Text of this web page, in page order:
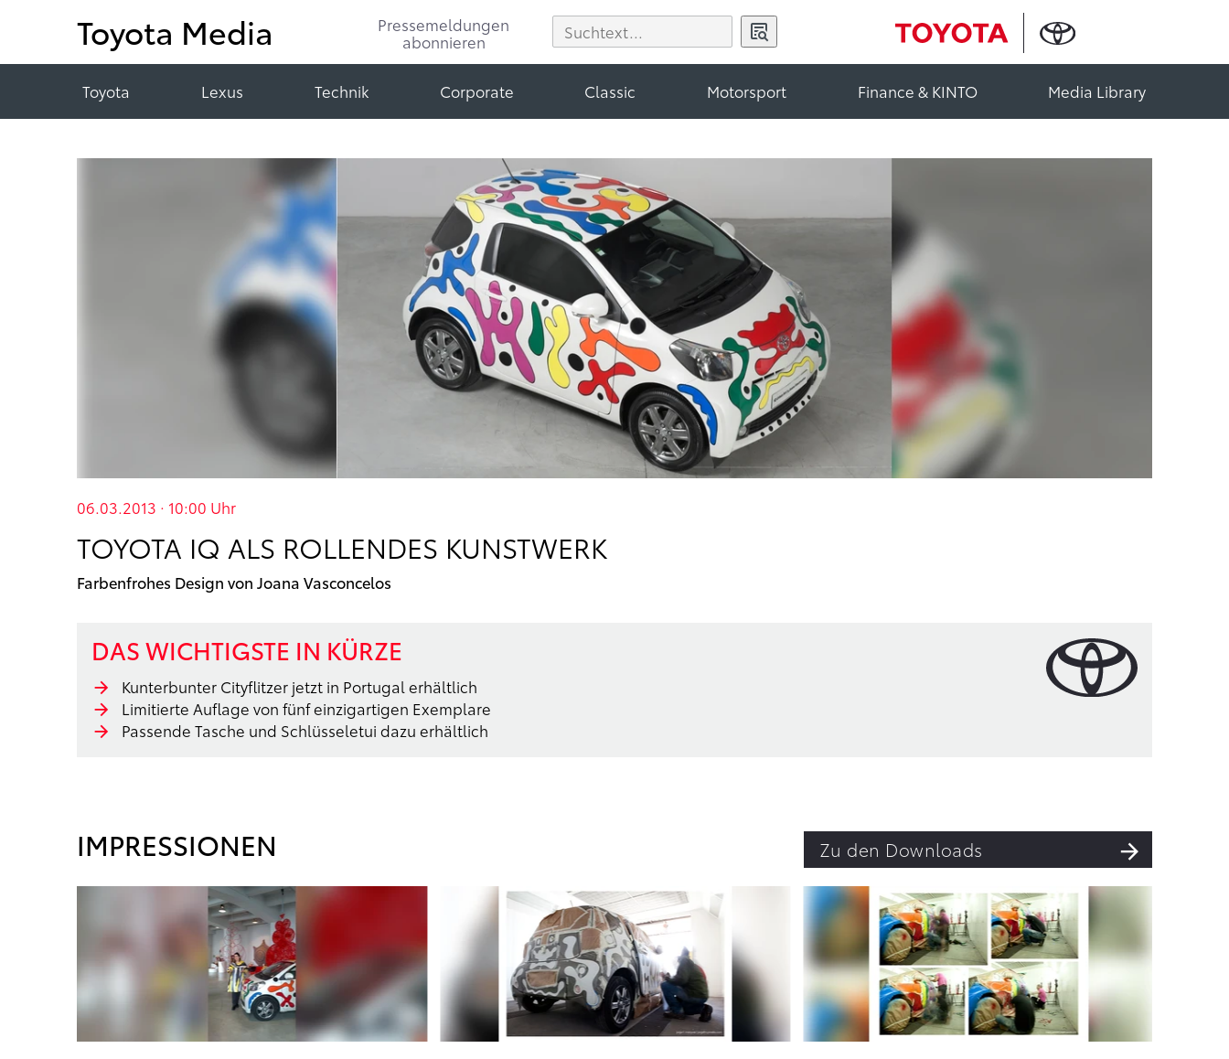
Toyota Media
Pressemeldungen
abonnieren
Toyota Lexus Technik Corporate Classic Motorsport Finance & KINTO Media Library
06.03.2013 · 10:00 Uhr
TOYOTA IQ ALS ROLLENDES KUNSTWERK
Farbenfrohes Design von Joana Vasconcelos
DAS WICHTIGSTE IN KÜRZE
Kunterbunter Cityflitzer jetzt in Portugal erhältlich
Limitierte Auflage von fünf einzigartigen Exemplare
Passende Tasche und Schlüsseletui dazu erhältlich
IMPRESSIONEN Zu den Downloads